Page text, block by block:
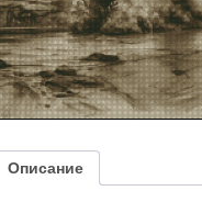
Описание